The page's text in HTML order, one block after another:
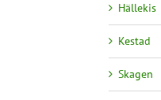
Hällekis
Kestad
Skagen